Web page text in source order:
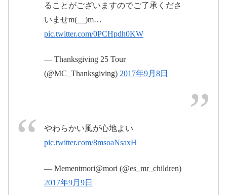
pic.twitter.com/Q3tNnOSCy8
2017年9月
9日
ることがございますのでご了承くださ
いませm(__)m…
pic.twitter.com/0PCHpdh0KW
— Thanksgiving 25 Tour
(@MC_Thanksgiving) 2017年9月8日
やわらかい風が心地よい
pic.twitter.com/8msoaNsaxH
— Mementmori@mori (@es_mr_children)
2017年9月9日